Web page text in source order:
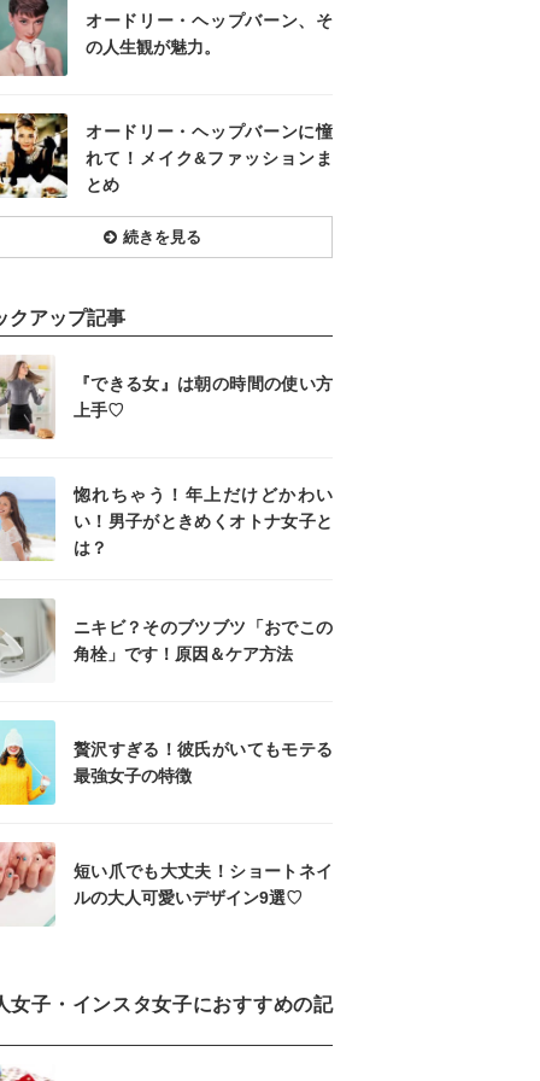
オードリー・ヘップバーン、そ
の人生観が魅力。
オードリー・ヘップバーンに憧
れて！メイク&ファッションま
とめ
続きを見る
クアップ記事
『できる女』は朝の時間の使い方
上手♡
惚れちゃう！年上だけどかわい
い！男子がときめくオトナ女子と
は？
ニキビ？そのブツブツ「おでこの
角栓」です！原因＆ケア方法
贅沢すぎる！彼氏がいてもモテる
最強女子の特徴
短い爪でも大丈夫！ショートネイ
ルの大人可愛いデザイン9選♡
女子・インスタ女子におすすめの記